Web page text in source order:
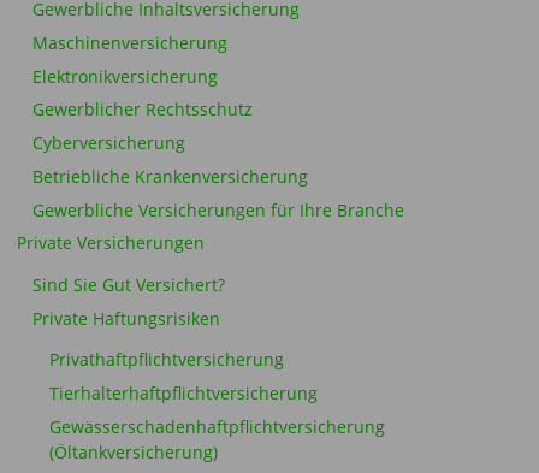
Gewerbliche Inhaltsversicherung
Maschinenversicherung
Elektronikversicherung
Gewerblicher Rechtsschutz
Cyberversicherung
Betriebliche Krankenversicherung
Gewerbliche Versicherungen für Ihre Branche
Private Versicherungen
Sind Sie Gut Versichert?
Private Haftungsrisiken
Privathaftpflichtversicherung
Tierhalterhaftpflichtversicherung
Gewässerschadenhaftpflichtversicherung
(Öltankversicherung)